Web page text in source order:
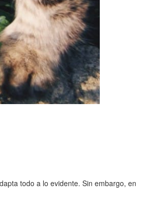
todo a lo evidente. Sin embargo, en